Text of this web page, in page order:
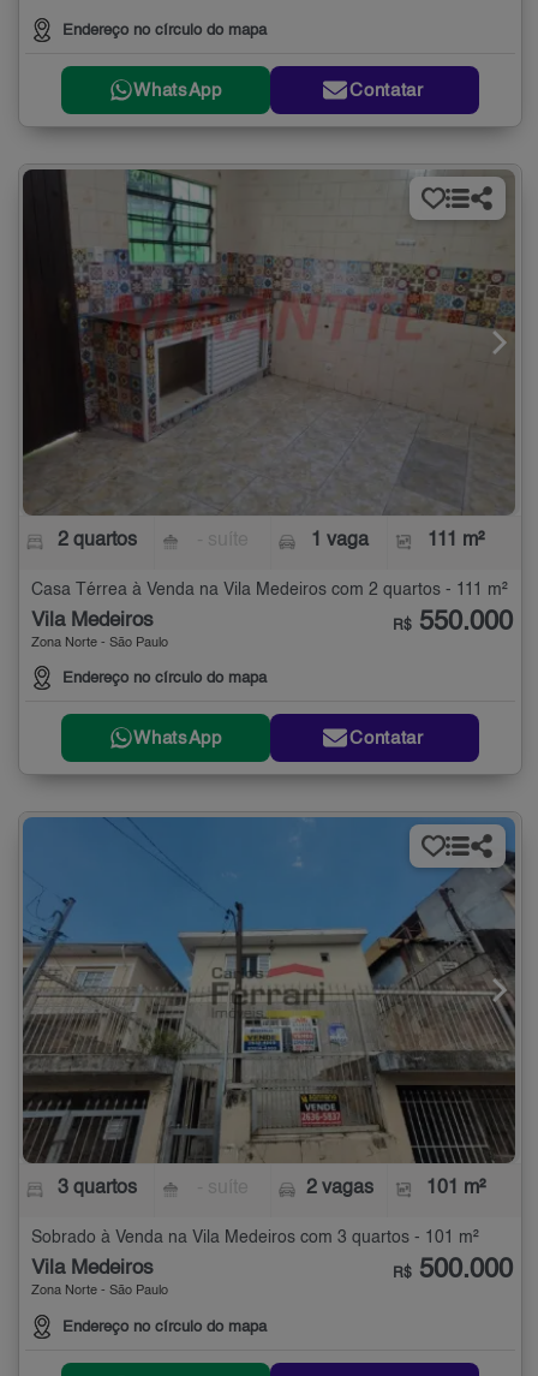
Endereço no círculo do mapa
WhatsApp Contatar
2 quartos 1 vaga 111 m²
Casa Térrea à Venda na Vila Medeiros com 2 quartos - 111 m²
Vila Medeiros
Zona Norte - São Paulo
Endereço no círculo do mapa
R$ 550.000
WhatsApp Contatar
3 quartos 2 vagas 101 m²
Sobrado à Venda na Vila Medeiros com 3 quartos - 101 m²
Vila Medeiros
Zona Norte - São Paulo
Endereço no círculo do mapa
R$ 500.000